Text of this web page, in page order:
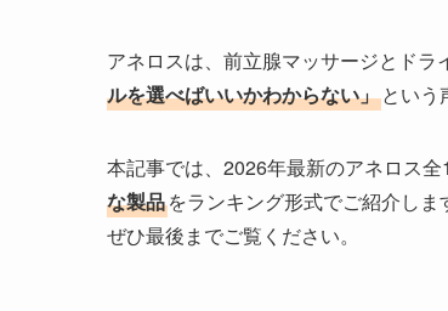
アネロスは、前立腺マッサージとドラ
ルを選べばいいかわからない」という
本記事では、2026年最新のアネロス全
な製品をランキング形式でご紹介し
ぜひ最後までご覧ください。